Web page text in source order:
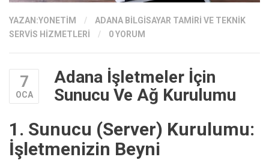
YAZAN:YONETIM /
ADANA BILGISAYAR TAMIRI VE TEKNIK
SERVIS HIZMETLERI
/ 0 YORUM
7
OCA
Adana İşletmeler İçin
Sunucu Ve Ağ Kurulumu
1. Sunucu (Server) Kurulumu:
İşletmenizin Beyni